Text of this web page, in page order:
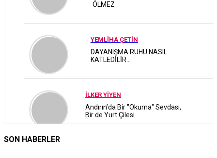
ÖLMEZ
YEMLİHA ÇETİN
DAYANIŞMA RUHU NASIL
KATLEDİLİR...
İLKER YİYEN
Andırın’da Bir "Okuma" Sevdası,
Bir de Yurt Çilesi
SON HABERLER